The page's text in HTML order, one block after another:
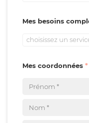
Mes besoins
choisissez un
Mes coordonnées